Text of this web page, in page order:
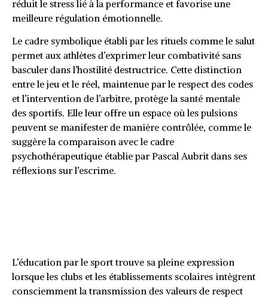
réduit le stress lié à la performance et favorise une
meilleure régulation émotionnelle.
Le cadre symbolique établi par les rituels comme le salut
permet aux athlètes d’exprimer leur combativité sans
basculer dans l’hostilité destructrice. Cette distinction
entre le jeu et le réel, maintenue par le respect des codes
et l’intervention de l’arbitre, protège la santé mentale
des sportifs. Elle leur offre un espace où les pulsions
peuvent se manifester de manière contrôlée, comme le
suggère la comparaison avec le cadre
psychothérapeutique établie par Pascal Aubrit dans ses
réflexions sur l’escrime.
L’éducation par le sport trouve sa pleine expression
lorsque les clubs et les établissements scolaires intègrent
consciemment la transmission des valeurs de respect